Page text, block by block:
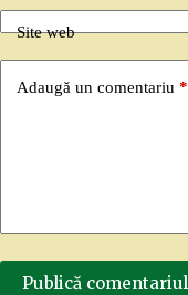
Site web
Adaugă un comentariu *
Publică comentariul